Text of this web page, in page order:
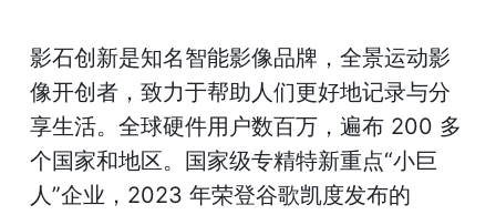
影石创新是知名智能影像品牌，全景运动影
像开创者，致力于帮助人们更好地记录与分
享生活。全球硬件用户数百万，遍布 200 多
个国家和地区。国家级专精特新重点“小巨
人”企业，2023 年荣登谷歌凯度发布的